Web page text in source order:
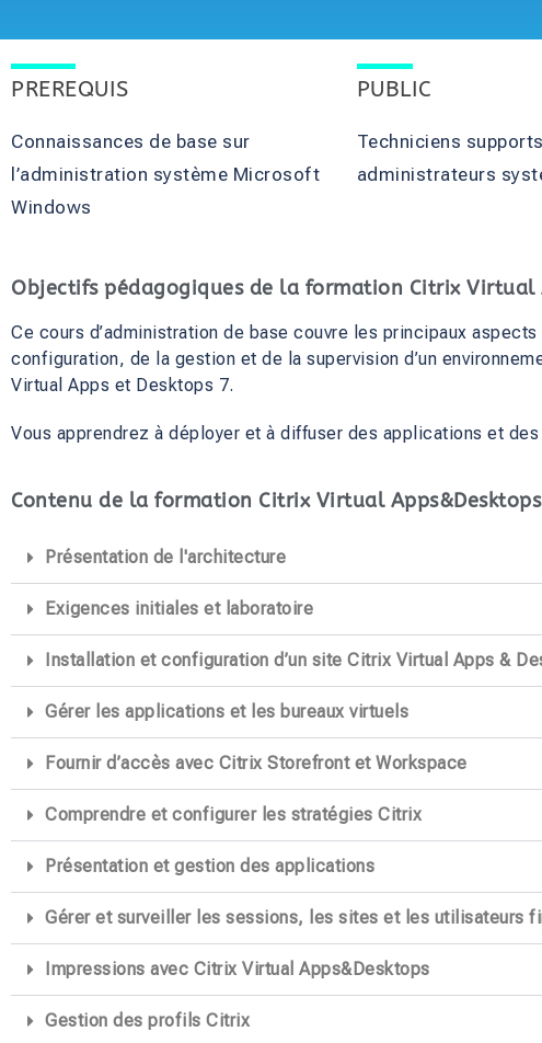
PREREQUIS
Connaissances de base sur
l’administration système Microsoft
Windows
PUBLIC
Techniciens
administrateurs
Objectifs pédagogiques de la formation Citrix Virtual
Ce cours d’administration de base couvre les principaux
configuration, de la gestion et de la supervision d’un
Virtual Apps et Desktops 7.
Vous apprendrez à déployer et à diffuser des applications et
Contenu de la formation Citrix Virtual
Présentation de l'architecture
Exigences initiales et laboratoire
Installation et configuration d’un site Citrix Virtual Apps &
Gérer les applications et les bureaux virtuels
Fournir d’accès avec Citrix Storefront et Workspace
Comprendre et configurer les stratégies Citrix
Présentation et gestion des applications
Gérer et surveiller les sessions, les sites et les utilisateurs
Impressions avec Citrix Virtual Apps&Desktops
Gestion des profils Citrix